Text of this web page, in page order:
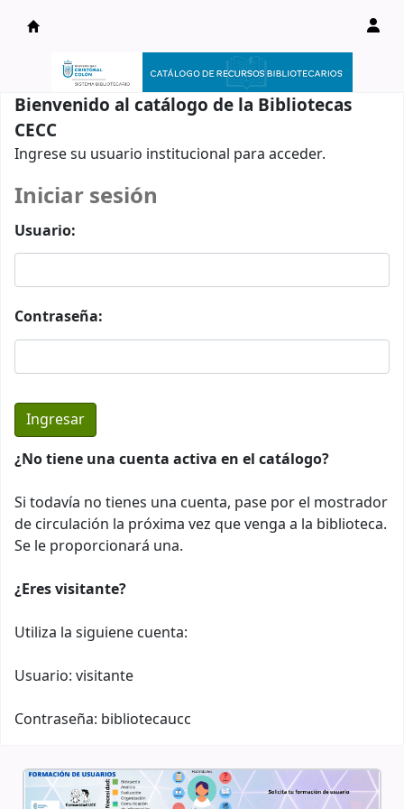
Catálogo en línea
Bienvenido al catálogo de la Bibliotecas
CECC
Ingrese su usuario institucional para acceder.
Iniciar sesión
Usuario:
Contraseña:
¿No tiene una cuenta activa en el catálogo?
Si todavía no tienes una cuenta, pase por el mostrador
de circulación la próxima vez que venga a la biblioteca.
Se le proporcionará una.
¿Eres visitante?
Utiliza la siguiene cuenta:
Usuario: visitante
Contraseña: bibliotecaucc